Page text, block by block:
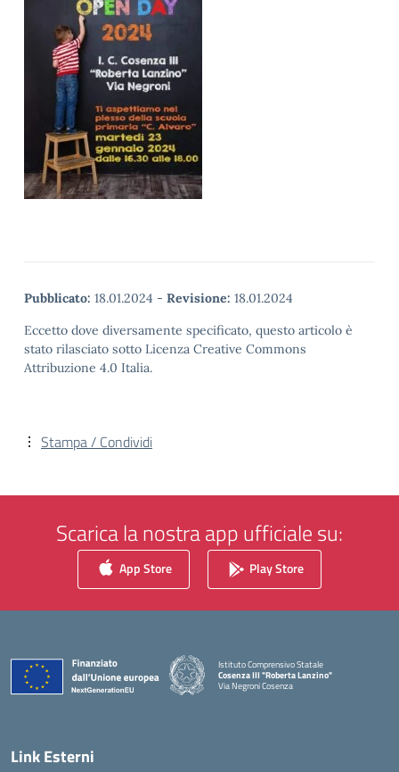
Pubblicato: 18.01.2024 - Revisione: 18.01.2024
Eccetto dove diversamente specificato, questo articolo è
stato rilasciato sotto Licenza Creative Commons
Attribuzione 4.0 Italia.
Stampa / Condividi
Scarica la nostra app ufficiale su:
App Store Play Store
Istituto Comprensivo Statale
Cosenza III "Roberta Lanzino"
Via Negroni Cosenza
— Visita la pagina iniziale della scuola
Link Esterni